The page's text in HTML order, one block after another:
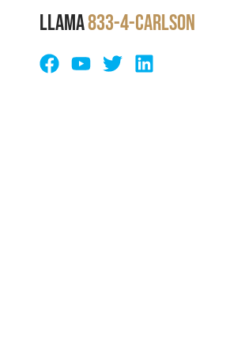
LLAMA833-4-CARLSON